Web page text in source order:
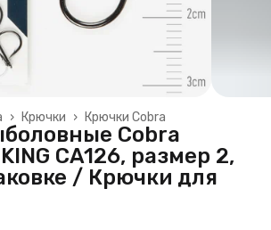
Крючки Cobra
Крючки ›
›
Cobra
CA126, размер 2,
/ Крючки для